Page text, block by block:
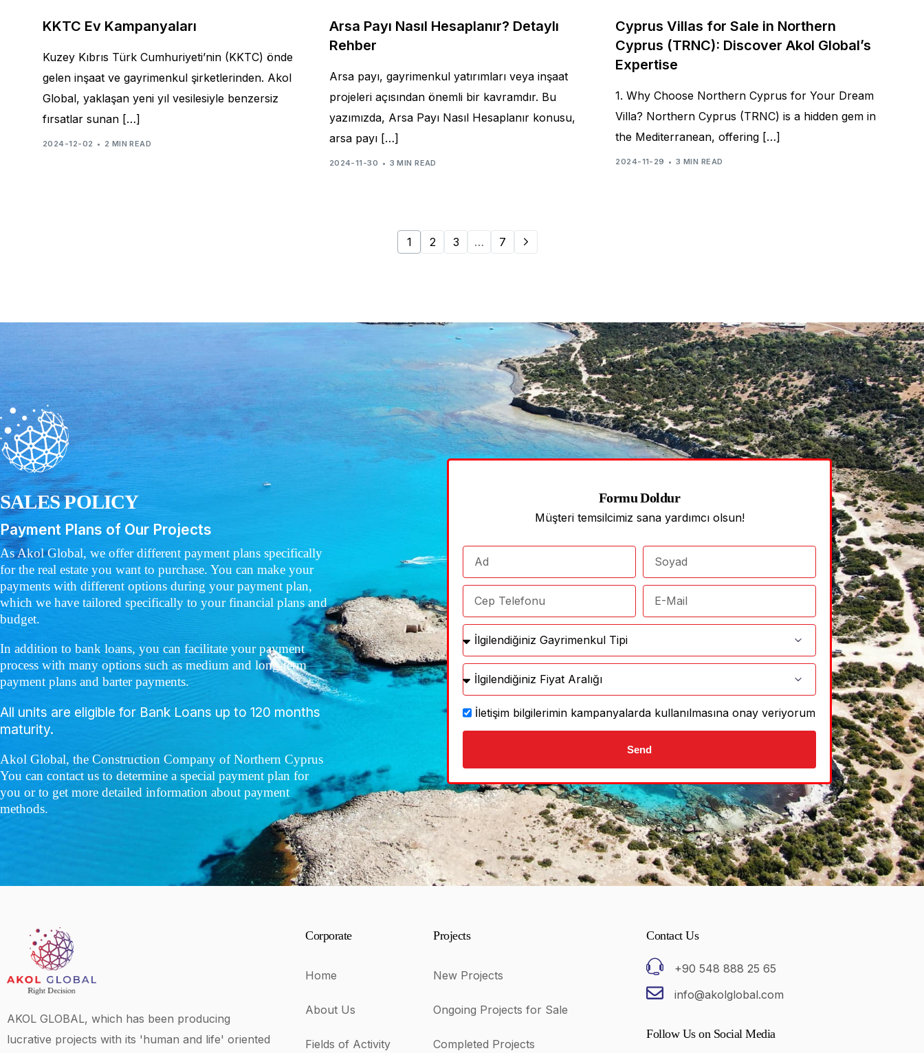
KKTC Ev Kampanyaları
Kuzey Kıbrıs Türk Cumhuriyeti’nin (KKTC) önde
gelen inşaat ve gayrimenkul şirketlerinden. Akol
Global, yaklaşan yeni yıl vesilesiyle benzersiz
fırsatlar sunan […]
2024-12-02 2 MIN READ
Arsa Payı Nasıl Hesaplanır? Detaylı
Rehber
Arsa payı, gayrimenkul yatırımları veya inşaat
projeleri açısından önemli bir kavramdır. Bu
yazımızda, Arsa Payı Nasıl Hesaplanır konusu,
arsa payı […]
2024-11-30 3 MIN READ
Cyprus Villas for Sale in Northern
Cyprus (TRNC): Discover Akol Global’s
Expertise
1. Why Choose Northern Cyprus for Your Dream
Villa? Northern Cyprus (TRNC) is a hidden gem in
the Mediterranean, offering […]
2024-11-29 3 MIN READ
1 2 3 … 7
SALES POLICY
Payment Plans of Our Projects
As Akol Global, we offer different payment plans specifically
for the real estate you want to purchase. You can make your
payments with different options during your payment plan,
which we have tailored specifically to your financial plans and
budget.
In addition to bank loans, you can facilitate your payment
process with many options such as medium and long-term
payment plans and barter payments.
All units are eligible for Bank Loans up to 120 months
maturity.
Akol Global, the Construction Company of Northern Cyprus
You can contact us to determine a special payment plan for
you or to get more detailed information about payment
methods.
Formu Doldur
Müşteri temsilcimiz sana yardımcı olsun!
İletişim bilgilerimin kampanyalarda kullanılmasına onay veriyorum
Send
AKOL GLOBAL, which has been producing
lucrative projects with its 'human and life' oriented
Corporate
Home
About Us
Fields of Activity
Projects
New Projects
Ongoing Projects for Sale
Completed Projects
Contact Us
+90 548 888 25 65
info@akolglobal.com
Follow Us on Social Media